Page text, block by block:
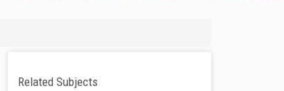
Related Subjects